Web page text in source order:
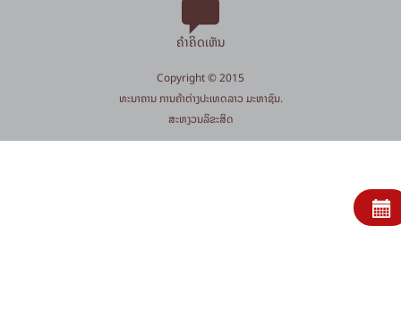
ຄຳຄິດເຫັນ
Copyright © 2015
​ທະນາຄານ ການຄ້າຕ່າງປະເທດລາວ ມະຫາຊົນ.
​ສະ​ຫງວນ​ລິ​ຂະ​ສິດ